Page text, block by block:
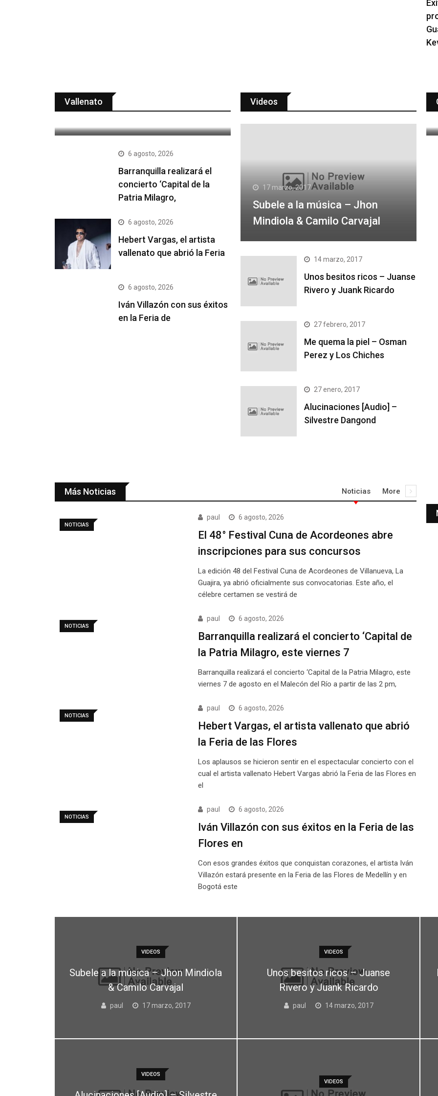
Vallenato
Acordeones abre inscripciones
para
6 agosto, 2026
Barranquilla realizará el
concierto ‘Capital de la
Patria Milagro,
6 agosto, 2026
Hebert Vargas, el artista
vallenato que abrió la Feria
6 agosto, 2026
Iván Villazón con sus éxitos
en la Feria de
Videos
17 marzo, 2017
Subele a la música – Jhon
Mindiola & Camilo Carvajal
14 marzo, 2017
Unos besitos ricos – Juanse
Rivero y Juank Ricardo
27 febrero, 2017
Me quema la piel – Osman
Perez y Los Chiches
27 enero, 2017
Alucinaciones [Audio] –
Silvestre Dangond
Más Noticias Noticias More
NOTICIAS
paul 6 agosto, 2026
El 48° Festival Cuna de Acordeones abre
inscripciones para sus concursos
La edición 48 del Festival Cuna de Acordeones de Villanueva, La
Guajira, ya abrió oficialmente sus convocatorias. Este año, el
célebre certamen se vestirá de
NOTICIAS
paul 6 agosto, 2026
Barranquilla realizará el concierto ‘Capital de
la Patria Milagro, este viernes 7
Barranquilla realizará el concierto ‘Capital de la Patria Milagro, este
viernes 7 de agosto en el Malecón del Río a partir de las 2 pm,
NOTICIAS
paul 6 agosto, 2026
Hebert Vargas, el artista vallenato que abrió
la Feria de las Flores
Los aplausos se hicieron sentir en el espectacular concierto con el
cual el artista vallenato Hebert Vargas abrió la Feria de las Flores en
el
NOTICIAS
paul 6 agosto, 2026
Iván Villazón con sus éxitos en la Feria de las
Flores en
Con esos grandes éxitos que conquistan corazones, el artista Iván
Villazón estará presente en la Feria de las Flores de Medellín y en
Bogotá este
VIDEOS
Subele a la música – Jhon Mindiola
& Camilo Carvajal
paul 17 marzo, 2017
VIDEOS
Unos besitos ricos – Juanse
Rivero y Juank Ricardo
paul 14 marzo, 2017
VIDEOS
VIDEOS